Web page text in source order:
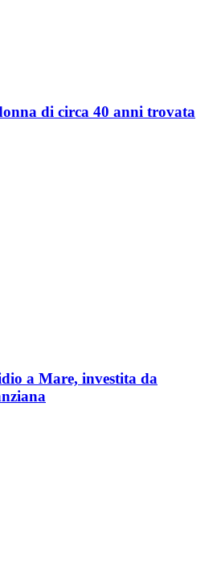
di circa 40 anni trovata
a Mare, investita da